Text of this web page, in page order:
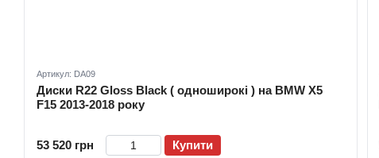
Артикул: DA09
Диски R22 Gloss Black ( одноширокі ) на BMW X5
F15 2013-2018 року
53 520 грн Купити